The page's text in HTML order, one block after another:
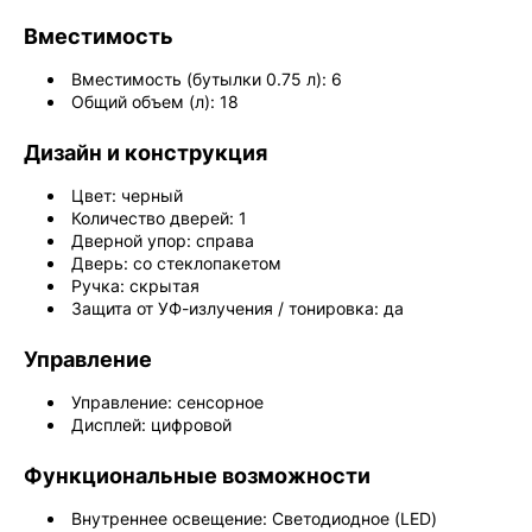
Вместимость
Вместимость (бутылки 0.75 л): 6
Общий объем (л): 18
Дизайн и конструкция
Цвет: черный
Количество дверей: 1
Дверной упор: справа
Дверь: со стеклопакетом
Ручка: скрытая
Защита от УФ-излучения / тонировка: да
Управление
Управление: сенсорное
Дисплей: цифровой
Функциональные возможности
Внутреннее освещение: Светодиодное (LED)